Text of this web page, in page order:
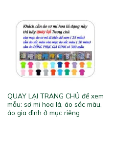
QUAY LẠI TRANG CHỦ để xem
mẫu: sơ mi hoa lá, áo sắc màu,
áo gia đình ở mục riêng